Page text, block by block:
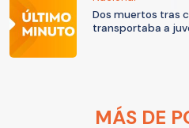
Dos muertos tras
transportaba a
MÁS DE